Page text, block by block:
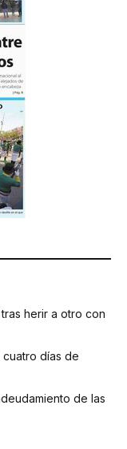
herir a otro con
días de
de las